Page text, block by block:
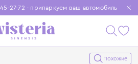
27-72 - припаркуем ваш автомобиль
при заказе от 15 000 ₽
чтобы покупки были еще удобнее
Похожие